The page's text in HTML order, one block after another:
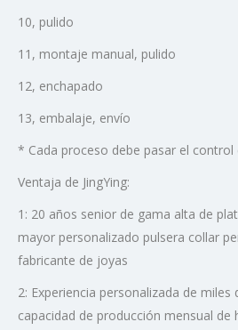
10, pulido
11, montaje manual, pulido
12, enchapado
13, embalaje, envío
* Cada proceso debe pasar el control
Ventaja de JingYing:
1: 20 años senior de gama alta de
mayor personalizado pulsera collar
fabricante de joyas
2: Experiencia personalizada de
capacidad de producción mensual de